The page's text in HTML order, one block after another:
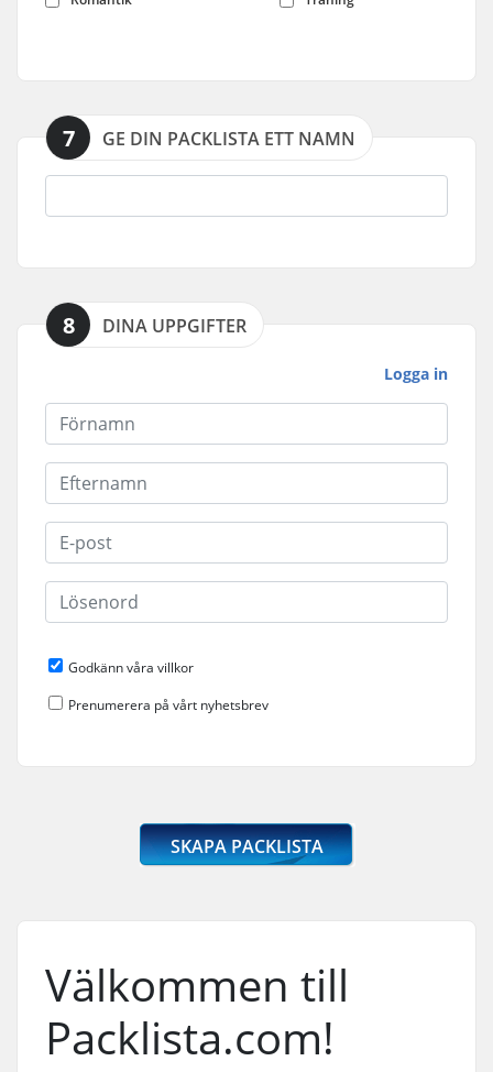
7 GE DIN PACKLISTA ETT NAMN
8 DINA UPPGIFTER
Logga in
Godkänn våra villkor
Prenumerera på vårt nyhetsbrev
SKAPA PACKLISTA
Välkommen till
Packlista.com!